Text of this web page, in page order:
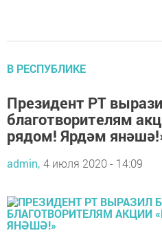
В РЕСПУБЛИКЕ
Президент РТ
благотворителям
рядом! Ярдәм
admin, 4 июля 2020 - 14:09